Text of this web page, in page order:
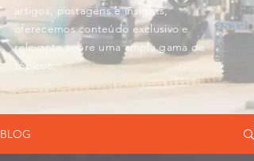
artigos, postagens e insights,
oferecemos conteúdo exclusivo e
relevante sobre uma ampla gama de
tópicos.
BLOG